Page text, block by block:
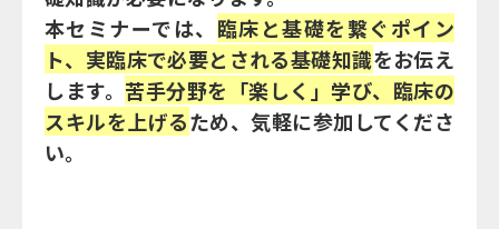
本セミナーでは、 臨床と基礎を繋ぐポイン
ト、実臨床で必要とされる基礎知識をお伝え
します。 苦手分野を「楽しく」学び、臨床の
スキルを上げるため、気軽に参加してくださ
い。